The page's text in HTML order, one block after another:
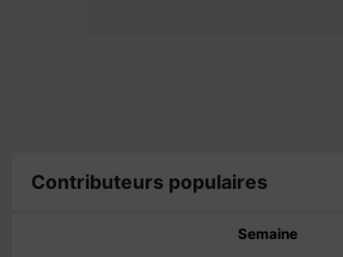
Contributeurs populaires
Semaine